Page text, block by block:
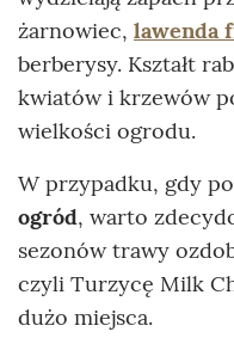
żarnowiec, lawenda
berberysy. Kształt
kwiatów i krzewów
wielkości ogrodu.
W przypadku, gdy
ogród, warto
sezonów trawy
czyli Turzycę Milk
dużo miejsca.